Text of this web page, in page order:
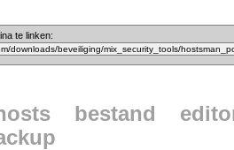
te linken:
bestand